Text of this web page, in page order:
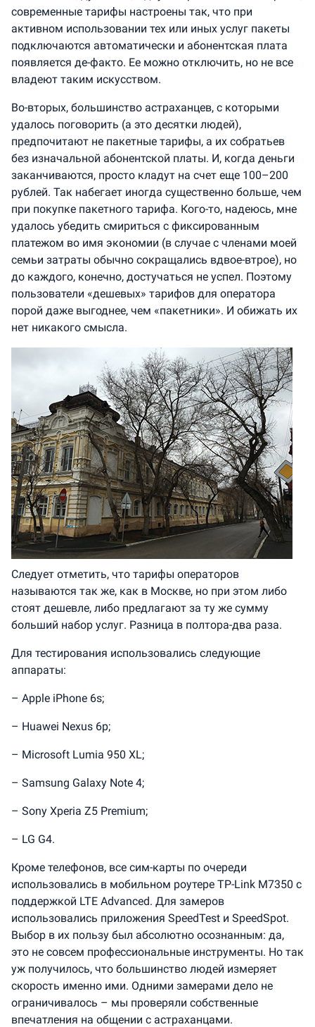
современные тарифы настроены так, что при
активном использовании тех или иных услуг пакеты
подключаются автоматически и абонентская плата
появляется де-факто. Ее можно отключить, но не все
владеют таким искусством.
Во-вторых, большинство астраханцев, с которыми
удалось поговорить (а это десятки людей),
предпочитают не пакетные тарифы, а их собратьев
без изначальной абонентской платы. И, когда деньги
заканчиваются, просто кладут на счет еще 100–200
рублей. Так набегает иногда существенно больше, чем
при покупке пакетного тарифа. Кого-то, надеюсь, мне
удалось убедить смириться с фиксированным
платежом во имя экономии (в случае с членами моей
семьи затраты обычно сокращались вдвое-втрое), но
до каждого, конечно, достучаться не успел. Поэтому
пользователи «дешевых» тарифов для оператора
порой даже выгоднее, чем «пакетники». И обижать их
нет никакого смысла.
Следует отметить, что тарифы операторов
называются так же, как в Москве, но при этом либо
стоят дешевле, либо предлагают за ту же сумму
больший набор услуг. Разница в полтора-два раза.
Для тестирования использовались следующие
аппараты:
– Apple iPhone 6s;
– Huawei Nexus 6p;
– Microsoft Lumia 950 XL;
– Samsung Galaxy Note 4;
– Sony Xperia Z5 Premium;
– LG G4.
Кроме телефонов, все сим-карты по очереди
использовались в мобильном роутере TP-Link M7350 с
поддержкой LTE Advanced. Для замеров
использовались приложения SpeedTest и SpeedSpot.
Выбор в их пользу был абсолютно осознанным: да,
это не совсем профессиональные инструменты. Но так
уж получилось, что большинство людей измеряет
скорость именно ими. Одними замерами дело не
ограничивалось – мы проверяли собственные
впечатления на общении с астраханцами.